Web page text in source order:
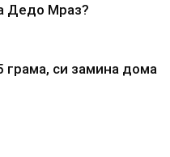
Дедо Мраз?
грама, си замина дома